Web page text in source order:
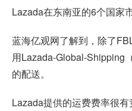
Lazada在东南亚的6个国家市
蓝海亿观网了解到，除了
用Lazada-Global-Shipping
的配送。
Lazada提供的运费费率很